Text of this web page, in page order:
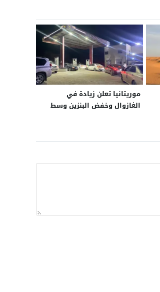
موريتانيا تعلن زيادة في
الغازوال وخفض البنزين وسط